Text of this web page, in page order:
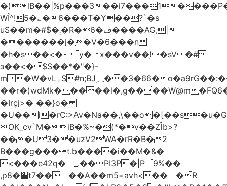
�)lB��|%p���3��i7���1
WÎ^!5�؎�6���T�Y��?`�s
uS��m�#$�܄�R�ڣ�6����AG;|
�������j��V�6���n
�h�s��<� y�x���v��ׅ!�sV�#
з��<�$S��*�"�}-
m�W�vLۃЅ#n;BJ؁��3�66�o�a9rG��:�����W�QКY�4����8���u4�̒*�Q�����cǏ���pL���`�b��egLz�j�Ms9i�e�d�����Ź͊�u,|l2.
��r�)wdMk�
�Irçj>� ��}o�
�U��
OK_cv`M�iB�%~�(*�v��ZȈb>?
���U3��uzV2WA�rR�B�2
B���g���t.b����i��M�&�
<���e42q�_.��PI3P�|P 9%��
,p8�׌t7��𥉉��A��m5=avh<���R